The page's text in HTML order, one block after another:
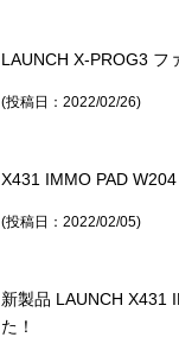
LAUNCH X-PROG3 フ
(投稿日：2022/02/26)
X431 IMMO PAD
(投稿日：2022/02/05)
新製品 LAUNCH X431
た！